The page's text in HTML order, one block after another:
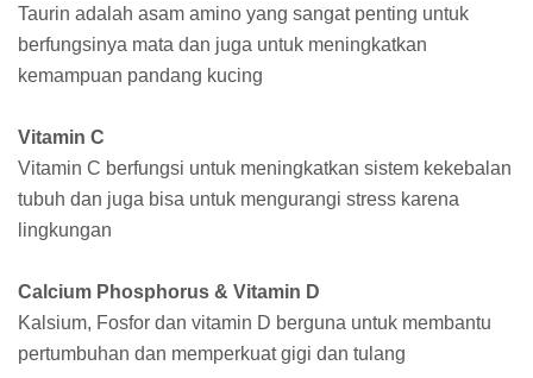
Taurin adalah asam amino yang sangat penting untuk
berfungsinya mata dan juga untuk meningkatkan
kemampuan pandang kucing
Vitamin C
Vitamin C berfungsi untuk meningkatkan sistem kekebalan
tubuh dan juga bisa untuk mengurangi stress karena
lingkungan
Calcium Phosphorus & Vitamin D
Kalsium, Fosfor dan vitamin D berguna untuk membantu
pertumbuhan dan memperkuat gigi dan tulang